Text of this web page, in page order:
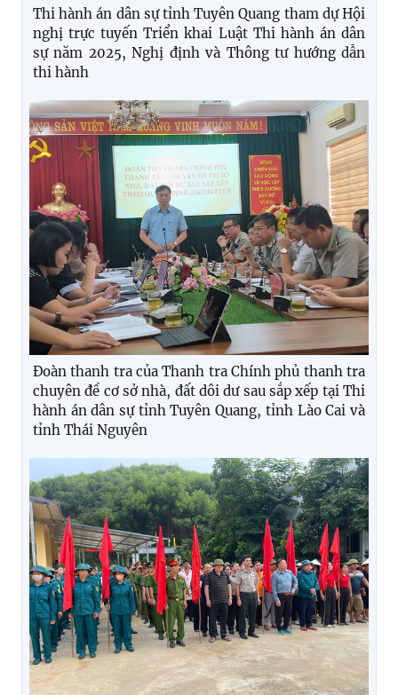
Thi hành án dân sự tỉnh Tuyên Quang tham dự Hội
nghị trực tuyến Triển khai Luật Thi hành án dân
sự năm 2025, Nghị định và Thông tư hướng dẫn
thi hành
Đoàn thanh tra của Thanh tra Chính phủ thanh tra
chuyên đề cơ sở nhà, đất dôi dư sau sắp xếp tại Thi
hành án dân sự tỉnh Tuyên Quang, tỉnh Lào Cai và
tỉnh Thái Nguyên